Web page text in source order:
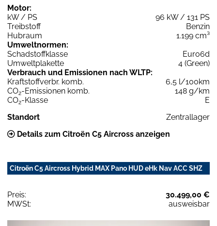
Motor:
kW / PS
96 kW / 131 PS
Treibstoff
Benzin
Hubraum
1.199 cm³
Umweltnormen:
Schadstoffklasse
Euro6d
Umweltplakette
4 (Green)
Verbrauch und Emissionen nach WLTP:
Kraftstoffverbr. komb.
6,5 l/100km
CO2-Emissionen komb.
148 g/km
CO2-Klasse
E
Standort
Zentrallager
Details zum Citroën C5 Aircross anzeigen
Citroën C5 Aircross Hybrid MAX Pano HUD eHk Nav ACC SHZ
Preis:
30.499,00 €
MWSt:
ausweisbar